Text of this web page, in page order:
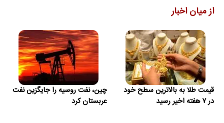
از میان اخبار
قیمت طلا به بالاترین سطح خود
در ۷ هفته اخیر رسید
چین، نفت روسیه را جایگزین نفت
عربستان کرد